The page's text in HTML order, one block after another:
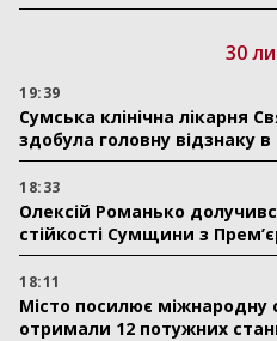
30
19:39
Сумська клінічна лікарня
здобула головну відзнаку
18:33
Олексій Романько
стійкості Сумщини з
18:11
Місто посилює міжнародну
отримали 12 потужних